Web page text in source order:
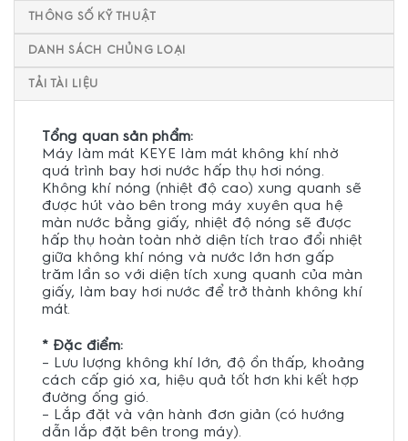
THÔNG SỐ KỸ THUẬT
DANH SÁCH CHỦNG LOẠI
TẢI TÀI LIỆU
Tổng quan sản phẩm:
Máy làm mát KEYE làm mát không khí nhờ
quá trình bay hơi nước hấp thụ hơi nóng.
Không khí nóng (nhiệt độ cao) xung quanh sẽ
được hút vào bên trong máy xuyên qua hệ
màn nước bằng giấy, nhiệt độ nóng sẽ được
hấp thụ hoàn toàn nhờ diện tích trao đổi nhiệt
giữa không khí nóng và nước lớn hơn gấp
trăm lần so với diện tích xung quanh của màn
giấy, làm bay hơi nước để trở thành không khí
mát.
* Đặc điểm:
– Lưu lượng không khí lớn, độ ồn thấp, khoảng
cách cấp gió xa, hiệu quả tốt hơn khi kết hợp
đường ống gió.
– Lắp đặt và vận hành đơn giản (có hướng
dẫn lắp đặt bên trong máy).